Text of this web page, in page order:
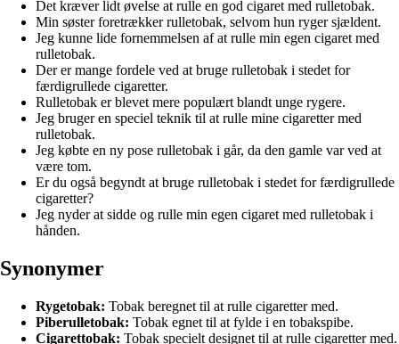
Det kræver lidt øvelse at rulle en god cigaret med rulletobak.
Min søster foretrækker rulletobak, selvom hun ryger sjældent.
Jeg kunne lide fornemmelsen af at rulle min egen cigaret med
rulletobak.
Der er mange fordele ved at bruge rulletobak i stedet for
færdigrullede cigaretter.
Rulletobak er blevet mere populært blandt unge rygere.
Jeg bruger en speciel teknik til at rulle mine cigaretter med
rulletobak.
Jeg købte en ny pose rulletobak i går, da den gamle var ved at
være tom.
Er du også begyndt at bruge rulletobak i stedet for færdigrullede
cigaretter?
Jeg nyder at sidde og rulle min egen cigaret med rulletobak i
hånden.
Synonymer
Rygetobak: Tobak beregnet til at rulle cigaretter med.
Piberulletobak: Tobak egnet til at fylde i en tobakspibe.
Cigarettobak: Tobak specielt designet til at rulle cigaretter med.